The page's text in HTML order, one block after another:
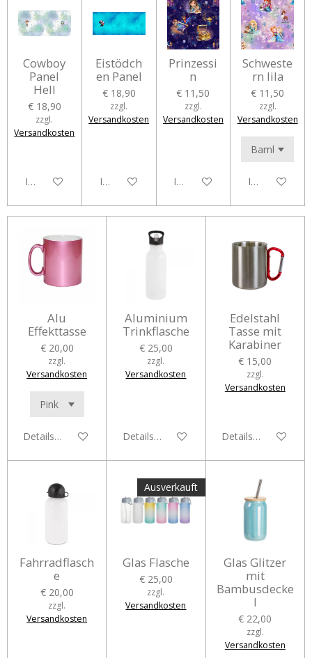
Cowboy
Panel
Hell
€ 18,90
zzgl.
Versandkosten
In den Warenkorb
Eistödch
en Panel
€ 18,90
zzgl.
Versandkosten
In den Warenkorb
Prinzessi
n
€ 11,50
zzgl.
Versandkosten
In den Warenkorb
Schweste
rn lila
€ 11,50
zzgl.
Versandkosten
In den
Alu
Effekttasse
€ 20,00
zzgl.
Versandkosten
Details anzeigen
Aluminium
Trinkflasche
€ 25,00
zzgl.
Versandkosten
Details anzeigen
Edelstahl
Tasse mit
Karabiner
€ 15,00
zzgl.
Versandkosten
Details anzeigen
Fahrradflasch
e
€ 20,00
zzgl.
Versandkosten
Ausverkauft
Glas Flasche
€ 25,00
zzgl.
Versandkosten
Glas Glitzer
mit
Bambusdecke
l
€ 22,00
zzgl.
Versandkosten